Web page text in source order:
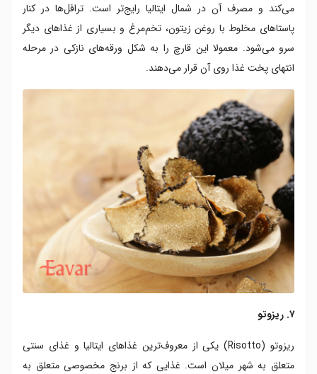
می‌کند و مصرف آن در شمال ایتالیا رایج‌تر است. ترافل‌ها در کنار
پاستاهای مخلوط با روغن زیتون، تخم‌مرغ و بسیاری از غذاهای دیگر
سرو می‌شود. معمولا این قارچ را به شکل ورقه‌های نازکی در مرحله
انتهای پخت غذا روی آن قرار می‌دهند.
۷. ریزوتو
ریزوتو (Risotto) یکی از معروف‌ترین غذاهای ایتالیا و غذای سنتی
متعلق به شهر میلان است. غذایی که از برنج مخصوصی متعلق به